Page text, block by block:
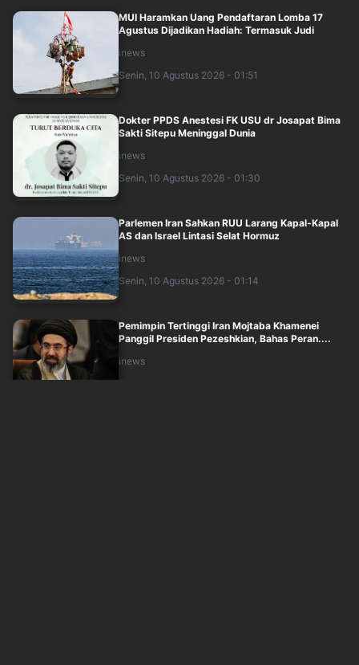
MUI Haramkan Uang Pendaftaran Lomba 17
Agustus Dijadikan Hadiah: Termasuk Judi
inews
Senin, 10 Agustus 2026 - 01:51
Dokter PPDS Anestesi FK USU dr Josapat Bima
Sakti Sitepu Meninggal Dunia
inews
Senin, 10 Agustus 2026 - 01:30
Parlemen Iran Sahkan RUU Larang Kapal-Kapal
AS dan Israel Lintasi Selat Hormuz
inews
Senin, 10 Agustus 2026 - 01:14
Pemimpin Tertinggi Iran Mojtaba Khamenei
Panggil Presiden Pezeshkian, Bahas Peran....
inews
Senin, 10 Agustus 2026 - 00:14